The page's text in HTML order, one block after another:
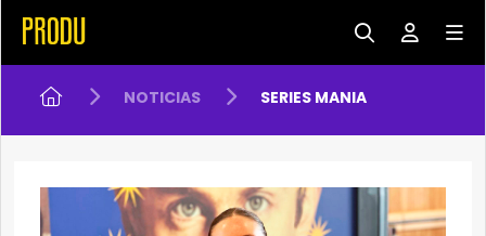
NOTICIAS SERIES MANIA